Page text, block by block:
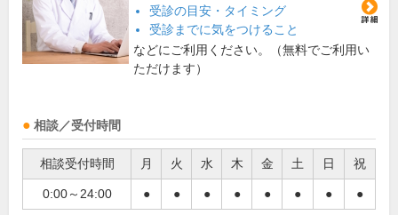
受診の目安・タイミング
受診までに気をつけること
などにご利用ください。（無料でご利用い
ただけます）
相談／受付時間
相談受付時間 月 火 水 木 金 土 日 祝
0:00～24:00 ● ● ● ● ● ● ● ●